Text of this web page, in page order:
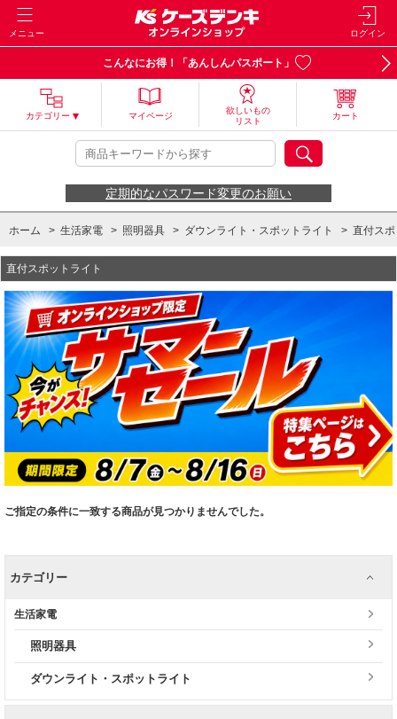
メニュー ログイン
こんなにお得！「あんしんパスポート」
カテゴリー マイページ
欲しいもの
リスト
カート
定期的なパスワード変更のお願い
ホーム > 生活家電 > 照明器具 > ダウンライト・スポットライト > 直付ス
直付スポットライト
ご指定の条件に一致する商品が見つかりませんでした。
カテゴリー
生活家電
照明器具
ダウンライト・スポットライト